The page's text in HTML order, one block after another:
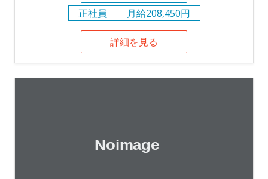
正社員
月給208,450円
詳細を見る